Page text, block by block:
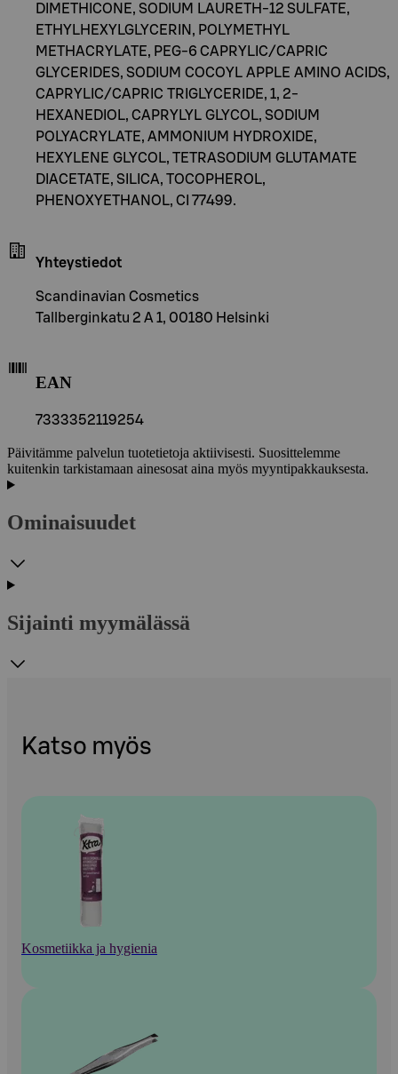
DIMETHICONE, SODIUM LAURETH-12 SULFATE,
ETHYLHEXYLGLYCERIN, POLYMETHYL
METHACRYLATE, PEG-6 CAPRYLIC/CAPRIC
GLYCERIDES, SODIUM COCOYL APPLE AMINO ACIDS,
CAPRYLIC/CAPRIC TRIGLYCERIDE, 1, 2-
HEXANEDIOL, CAPRYLYL GLYCOL, SODIUM
POLYACRYLATE, AMMONIUM HYDROXIDE,
HEXYLENE GLYCOL, TETRASODIUM GLUTAMATE
DIACETATE, SILICA, TOCOPHEROL,
PHENOXYETHANOL, CI 77499.
Yhteystiedot
Scandinavian Cosmetics
Tallberginkatu 2 A 1, 00180 Helsinki
EAN
7333352119254
Päivitämme palvelun tuotetietoja aktiivisesti. Suosittelemme
kuitenkin tarkistamaan ainesosat aina myös myyntipakkauksesta.
Ominaisuudet
Sijainti myymälässä
Katso myös
Kosmetiikka ja hygienia